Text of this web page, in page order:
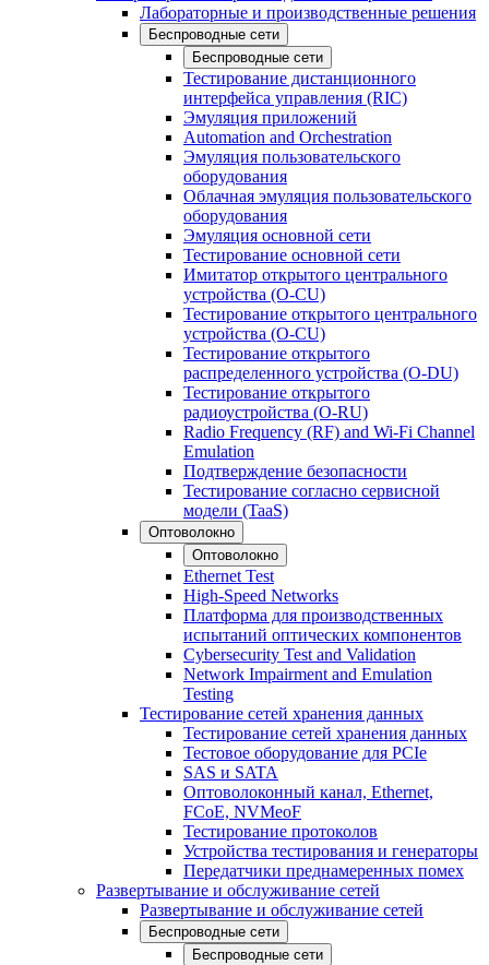
Лабораторные и производственные решения
Беспроводные сети
Беспроводные сети
Тестирование дистанционного
интерфейса управления (RIC)
Эмуляция приложений
Automation and Orchestration
Эмуляция пользовательского
оборудования
Облачная эмуляция пользовательского
оборудования
Эмуляция основной сети
Тестирование основной сети
Имитатор открытого центрального
устройства (O-CU)
Тестирование открытого центрального
устройства (O-CU)
Тестирование открытого
распределенного устройства (O-DU)
Тестирование открытого
радиоустройства (O-RU)
Radio Frequency (RF) and Wi-Fi Channel
Emulation
Подтверждение безопасности
Тестирование согласно сервисной
модели (TaaS)
Оптоволокно
Оптоволокно
Ethernet Test
High-Speed Networks
Платформа для производственных
испытаний оптических компонентов
Cybersecurity Test and Validation
Network Impairment and Emulation
Testing
Тестирование сетей хранения данных
Тестирование сетей хранения данных
Тестовое оборудование для PCIe
SAS и SATA
Оптоволоконный канал, Ethernet,
FCoE, NVMeoF
Тестирование протоколов
Устройства тестирования и генераторы
Передатчики преднамеренных помех
Развертывание и обслуживание сетей
Развертывание и обслуживание сетей
Беспроводные сети
Беспроводные сети